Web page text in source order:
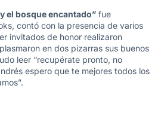
el bosque encantado” fue
contó con la presencia de varios
invitados de honor realizaron
en dos pizarras sus buenos
leer “recupérate pronto, no
espero que te mejores todos los